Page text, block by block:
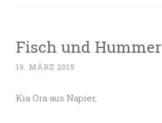
Fisch und Hummer
19. MÄRZ 2015
Kia Ora aus Napier,